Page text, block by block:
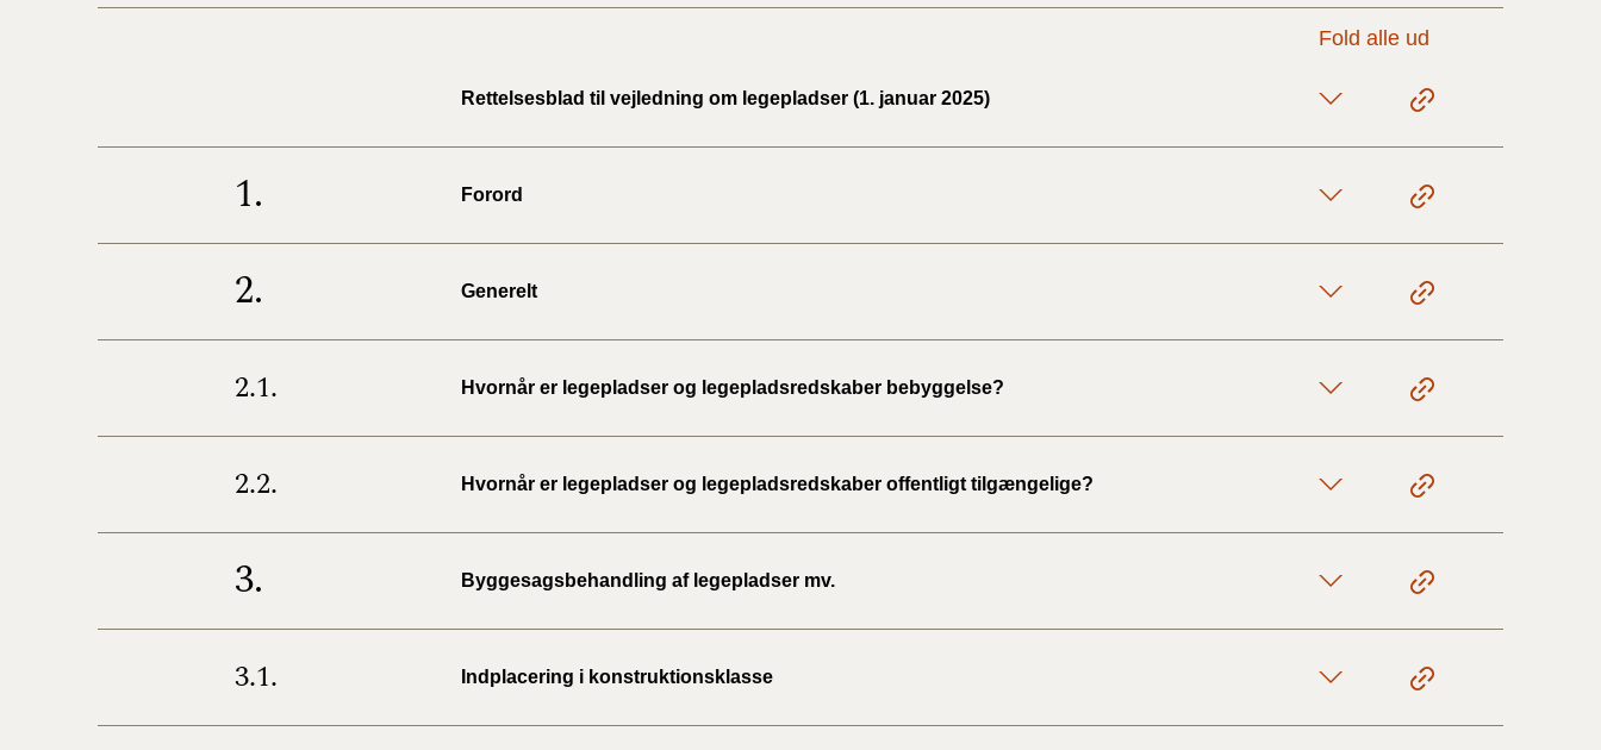
2021)
2020)
BR18 (1/1-9/3 2020)
Fold alle ud
Rettelsesblad til vejledning om legepladser (1. januar 2025)
1. Forord
2. Generelt
2.1. Hvornår er legepladser og legepladsredskaber bebyggelse?
2.2. Hvornår er legepladser og legepladsredskaber offentligt tilgængelige?
3. Byggesagsbehandling af legepladser mv.
3.1. Indplacering i konstruktionsklasse